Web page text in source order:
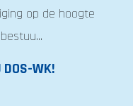
op de hoogte
DOS-WK!